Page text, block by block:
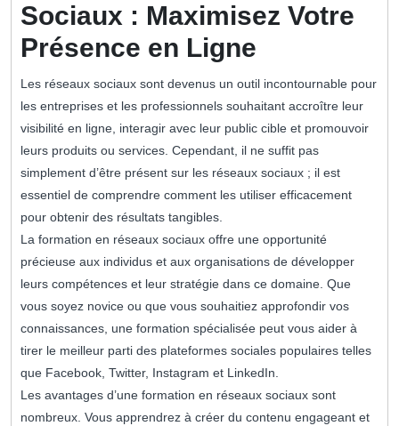
Sociaux : Maximisez Votre
Présence en Ligne
Les réseaux sociaux sont devenus un outil incontournable pour
les entreprises et les professionnels souhaitant accroître leur
visibilité en ligne, interagir avec leur public cible et promouvoir
leurs produits ou services. Cependant, il ne suffit pas
simplement d’être présent sur les réseaux sociaux ; il est
essentiel de comprendre comment les utiliser efficacement
pour obtenir des résultats tangibles.
La formation en réseaux sociaux offre une opportunité
précieuse aux individus et aux organisations de développer
leurs compétences et leur stratégie dans ce domaine. Que
vous soyez novice ou que vous souhaitiez approfondir vos
connaissances, une formation spécialisée peut vous aider à
tirer le meilleur parti des plateformes sociales populaires telles
que Facebook, Twitter, Instagram et LinkedIn.
Les avantages d’une formation en réseaux sociaux sont
nombreux. Vous apprendrez à créer du contenu engageant et